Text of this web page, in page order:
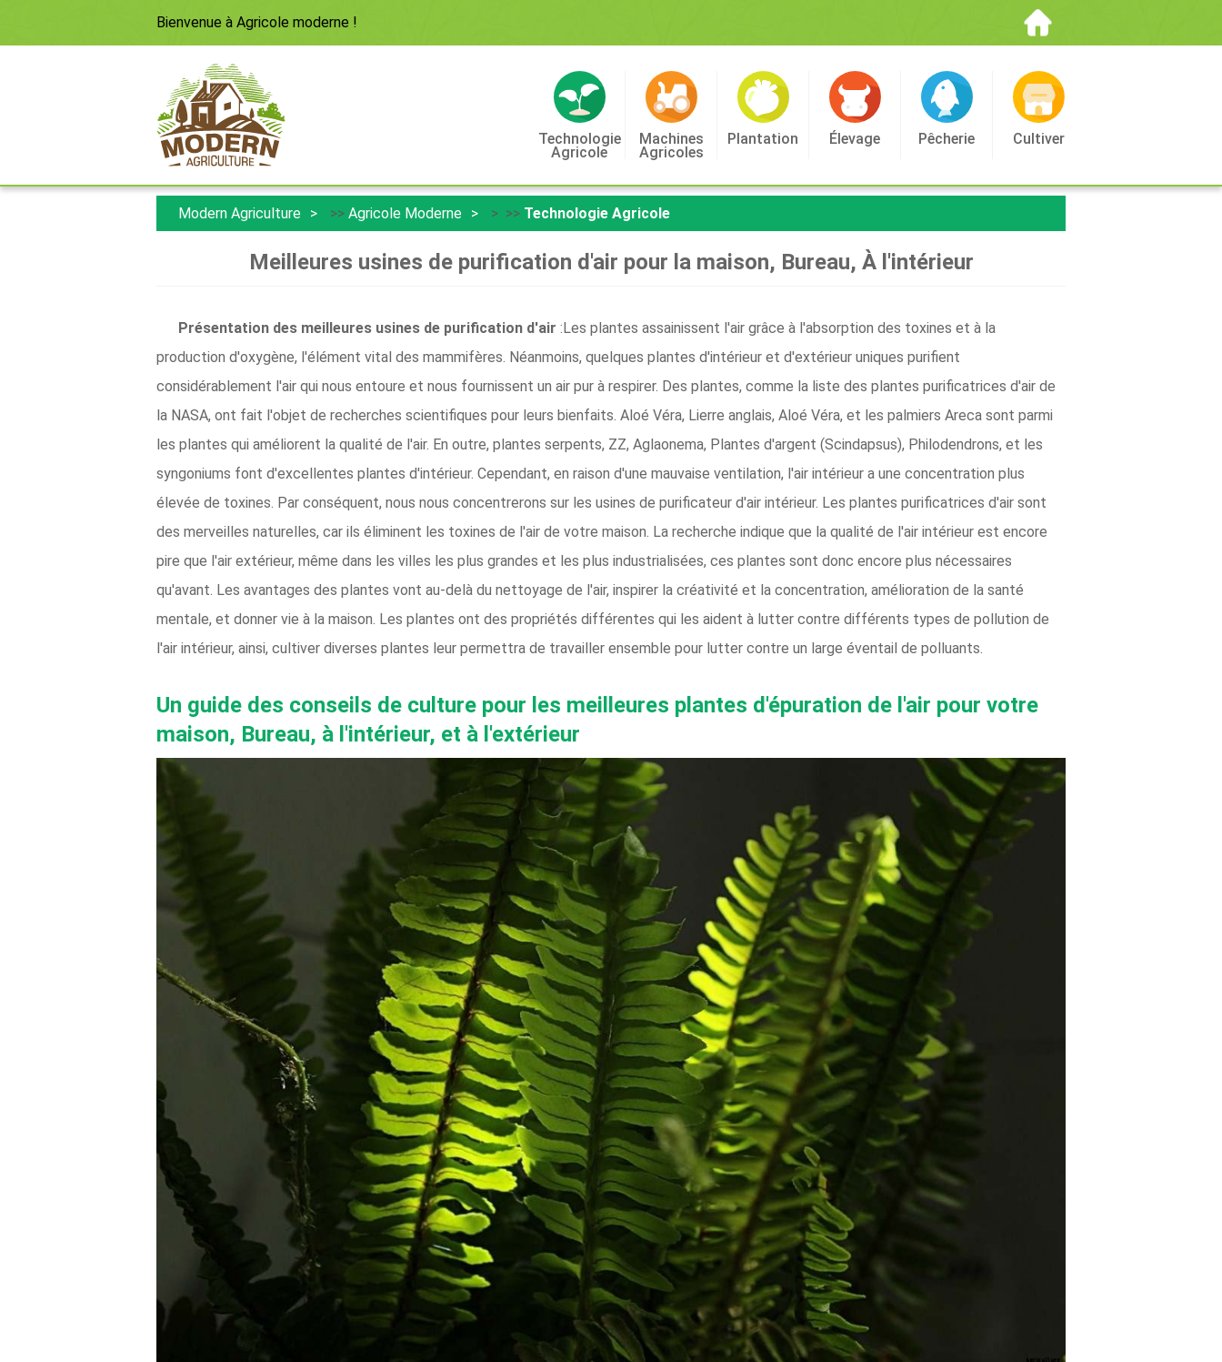
Bienvenue à Agricole moderne !
Technologie
Agricole
Machines
Agricoles
Plantation Élevage Pêcherie Cultiver
Modern Agriculture >> Agricole Moderne > >> Technologie Agricole
Meilleures usines de purification d'air pour la maison, Bureau, À l'intérieur
Présentation des meilleures usines de purification d'air :Les plantes assainissent l'air grâce à l'absorption des toxines et à la
production d'oxygène, l'élément vital des mammifères. Néanmoins, quelques plantes d'intérieur et d'extérieur uniques purifient
considérablement l'air qui nous entoure et nous fournissent un air pur à respirer. Des plantes, comme la liste des plantes purificatrices d'air de
la NASA, ont fait l'objet de recherches scientifiques pour leurs bienfaits. Aloé Véra, Lierre anglais, Aloé Véra, et les palmiers Areca sont parmi
les plantes qui améliorent la qualité de l'air. En outre, plantes serpents, ZZ, Aglaonema, Plantes d'argent (Scindapsus), Philodendrons, et les
syngoniums font d'excellentes plantes d'intérieur. Cependant, en raison d'une mauvaise ventilation, l'air intérieur a une concentration plus
élevée de toxines. Par conséquent, nous nous concentrerons sur les usines de purificateur d'air intérieur. Les plantes purificatrices d'air sont
des merveilles naturelles, car ils éliminent les toxines de l'air de votre maison. La recherche indique que la qualité de l'air intérieur est encore
pire que l'air extérieur, même dans les villes les plus grandes et les plus industrialisées, ces plantes sont donc encore plus nécessaires
qu'avant. Les avantages des plantes vont au-delà du nettoyage de l'air, inspirer la créativité et la concentration, amélioration de la santé
mentale, et donner vie à la maison. Les plantes ont des propriétés différentes qui les aident à lutter contre différents types de pollution de
l'air intérieur, ainsi, cultiver diverses plantes leur permettra de travailler ensemble pour lutter contre un large éventail de polluants.
Un guide des conseils de culture pour les meilleures plantes d'épuration de l'air pour votre
maison, Bureau, à l'intérieur, et à l'extérieur